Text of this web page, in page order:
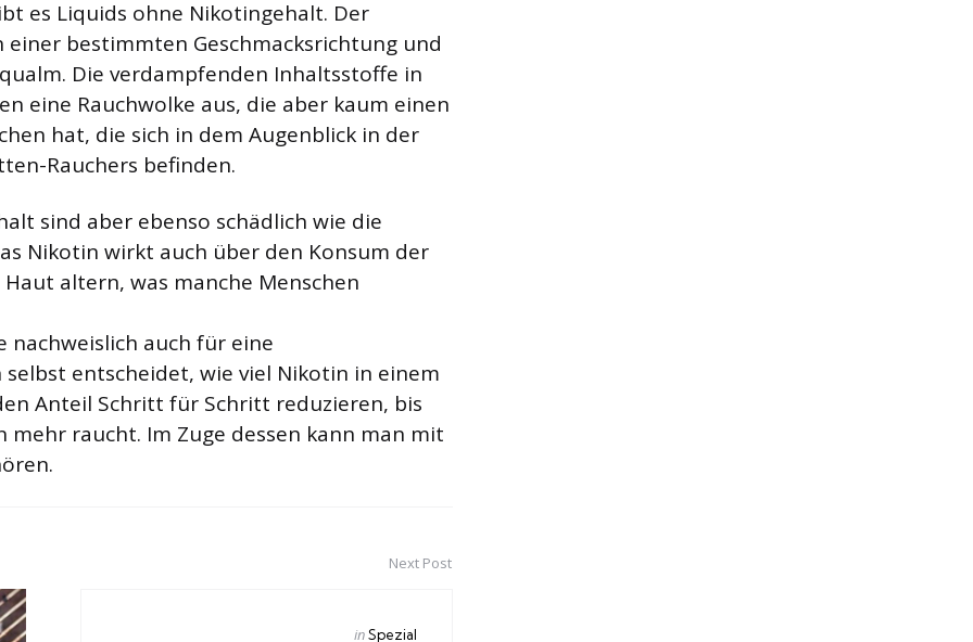
es Liquids ohne Nikotingehalt. Der
bestimmten Geschmacksrichtung und
Die verdampfenden Inhaltsstoffe in
eine Rauchwolke aus, die aber kaum einen
hat, die sich in dem Augenblick in der
Rauchers befinden.
sind aber ebenso schädlich wie die
Nikotin wirkt auch über den Konsum der
altern, was manche Menschen
nachweislich auch für eine
entscheidet, wie viel Nikotin in einem
Anteil Schritt für Schritt reduzieren, bis
mehr raucht. Im Zuge dessen kann man mit
Next Post
Posted
inSpezial